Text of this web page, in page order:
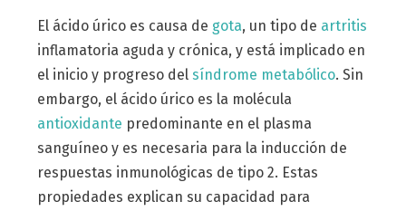
El ácido úrico es causa de gota, un tipo de artritis
inflamatoria aguda y crónica, y está implicado en
el inicio y progreso del síndrome metabólico. Sin
embargo, el ácido úrico es la molécula
antioxidante predominante en el plasma
sanguíneo y es necesaria para la inducción de
respuestas inmunológicas de tipo 2. Estas
propiedades explican su capacidad para